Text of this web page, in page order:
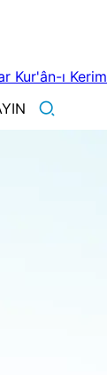
Kur'ân-ı Kerim